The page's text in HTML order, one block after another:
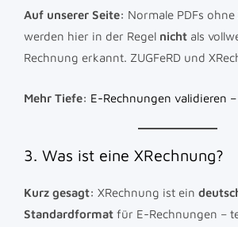
Auf unserer Seite: Normale PDFs
werden hier in der Regel nicht als
Rechnung erkannt. ZUGFeRD und
Mehr Tiefe: E-Rechnungen validieren
3. Was ist eine XRechnung?
Kurz gesagt: XRechnung ist ein
Standardformat für E-Rechnungen –